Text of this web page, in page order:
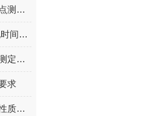
上海密通研发的最新软化点测定仪
SYP-8143A-1 紫胶热硬化时间测定仪 使用说明
润滑脂和润滑油蒸发损失测定法是怎样的
求
什么是石油？石油的一般性质是什么？